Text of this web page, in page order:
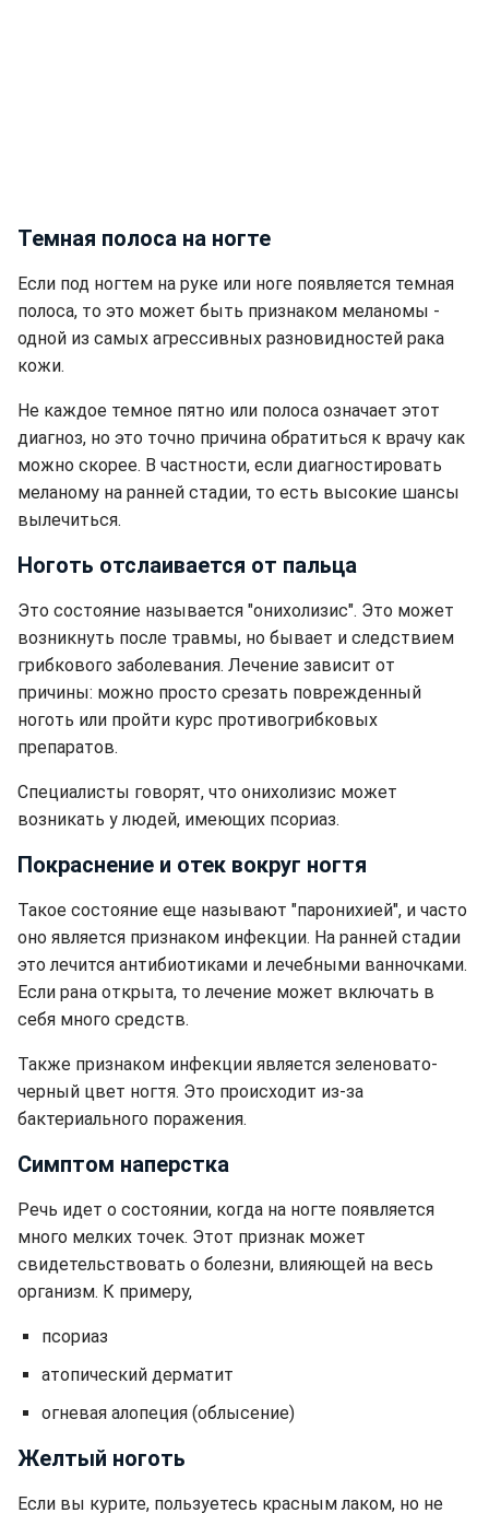
Темная полоса на ногте
Если под ногтем на руке или ноге появляется темная
полоса, то это может быть признаком меланомы -
одной из самых агрессивных разновидностей рака
кожи.
Не каждое темное пятно или полоса означает этот
диагноз, но это точно причина обратиться к врачу как
можно скорее. В частности, если диагностировать
меланому на ранней стадии, то есть высокие шансы
вылечиться.
Ноготь отслаивается от пальца
Это состояние называется "онихолизис". Это может
возникнуть после травмы, но бывает и следствием
грибкового заболевания. Лечение зависит от
причины: можно просто срезать поврежденный
ноготь или пройти курс противогрибковых
препаратов.
Специалисты говорят, что онихолизис может
возникать у людей, имеющих псориаз.
Покраснение и отек вокруг ногтя
Такое состояние еще называют "паронихией", и часто
оно является признаком инфекции. На ранней стадии
это лечится антибиотиками и лечебными ванночками.
Если рана открыта, то лечение может включать в
себя много средств.
Также признаком инфекции является зеленовато-
черный цвет ногтя. Это происходит из-за
бактериального поражения.
Симптом наперстка
Речь идет о состоянии, когда на ногте появляется
много мелких точек. Этот признак может
свидетельствовать о болезни, влияющей на весь
организм. К примеру,
псориаз
атопический дерматит
огневая алопеция (облысение)
Желтый ноготь
Если вы курите, пользуетесь красным лаком, но не